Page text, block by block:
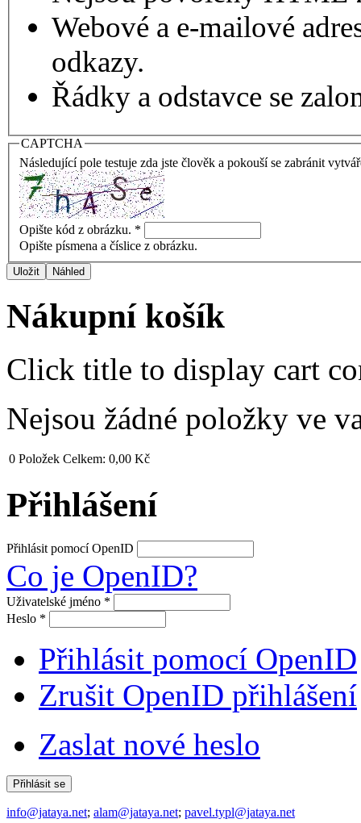
Webové a e-mailové
odkazy.
Řádky a odstavce se
CAPTCHA
Následující pole testuje zda jste člověk a pokouší se zabránit
Opište kód z obrázku. *
Opište písmena a číslice z obrázku.
Nákupní košík
Click title to display cart
Nejsou žádné položky ve
0 Položek Celkem: 0,00 Kč
Přihlášení
Přihlásit pomocí OpenID
Co je OpenID?
Uživatelské jméno *
Heslo *
Přihlásit pomocí OpenID
Zrušit OpenID přihlášení
Zaslat nové heslo
info@jataya.net; alam@jataya.net; pavel.typl@jataya.net